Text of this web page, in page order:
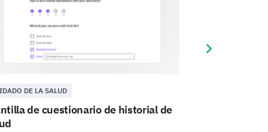
información vital.
DE LA SALUD
de cuestionario de historial de
Next slide